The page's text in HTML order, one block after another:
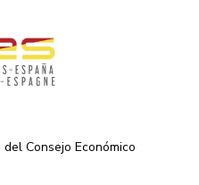
Consejo Económico